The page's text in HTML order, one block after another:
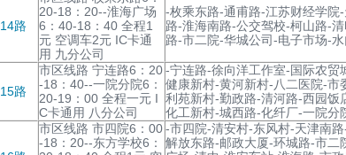
14路
20-18：20--淮海广场
6：40-18：40 全程1
元 空调车2元 IC卡通
用 九分公司
-枚乘东路-通甫路-江苏财经学
路-淮海南路-公交驾校-柯山路-
路-市二院-华城公司-电子市场-
15路
市区线路 宁连路6：20
-18：40--一院分院6：
20-19：00 全程一元 I
C卡通用 八分公司
-宁连路-徐向洋工作室-国际农贸
健康新村-黄河新村-八二医院-市
利苑新村-勤政路-清河路-西园饭
化工新村-城西路-化纤厂-一院分
市区线路 市四院6：00
-18：20--东方学校6：
-市四院-清安村-东风村-天津南
解放东路-邮政大厦-环城路-市二